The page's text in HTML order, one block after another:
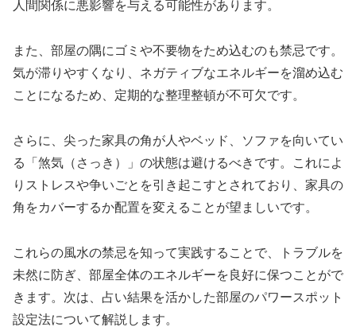
人間関係に悪影響を与える可能性があります。
また、部屋の隅にゴミや不要物をため込むのも禁忌です。
気が滞りやすくなり、ネガティブなエネルギーを溜め込む
ことになるため、定期的な整理整頓が不可欠です。
さらに、尖った家具の角が人やベッド、ソファを向いてい
る「煞気（さっき）」の状態は避けるべきです。これによ
りストレスや争いごとを引き起こすとされており、家具の
角をカバーするか配置を変えることが望ましいです。
これらの風水の禁忌を知って実践することで、トラブルを
未然に防ぎ、部屋全体のエネルギーを良好に保つことがで
きます。次は、占い結果を活かした部屋のパワースポット
設定法について解説します。